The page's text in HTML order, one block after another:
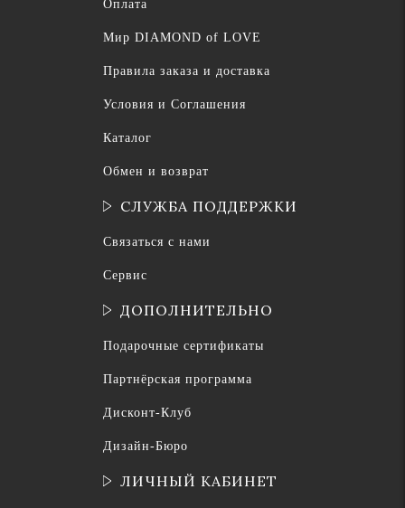
Оплата
Мир DIAMOND of LOVE
Правила заказа и доставка
Условия и Соглашения
Каталог
Обмен и возврат
СЛУЖБА ПОДДЕРЖКИ
Связаться с нами
Сервис
ДОПОЛНИТЕЛЬНО
Подарочные сертификаты
Партнёрская программа
Дисконт-Клуб
Дизайн-Бюро
ЛИЧНЫЙ КАБИНЕТ